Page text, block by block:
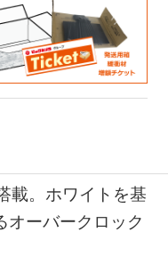
載。ホワイトを基
オーバークロック